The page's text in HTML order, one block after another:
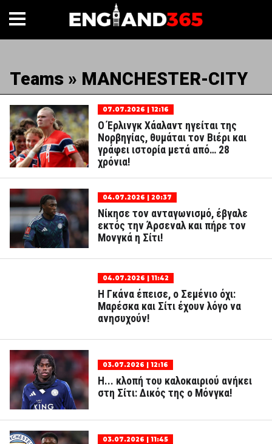
Teams » MANCHESTER-CITY
07.07.2026 | 12:16
Ο Έρλινγκ Χάαλαντ ηγείται της
Νορβηγίας, θυμάται τον Βιέρι και
γράφει ιστορία μετά από… 28
χρόνια!
04.07.2026 | 20:37
Νίκησε τον ανταγωνισμό, έβγαλε
εκτός την Άρσεναλ και πήρε τον
Μονγκά η Σίτι!
04.07.2026 | 11:42
Η Γκάνα έπεισε, ο Σεμένιο όχι:
Μαρέσκα και Σίτι έχουν λόγο να
ανησυχούν!
03.07.2026 | 12:16
Η... κλοπή του καλοκαιριού ανήκει
στη Σίτι: Δικός της ο Μόνγκα!
03.07.2026 | 11:45